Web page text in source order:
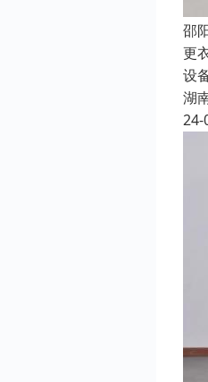
邵
更
设
湖
24-